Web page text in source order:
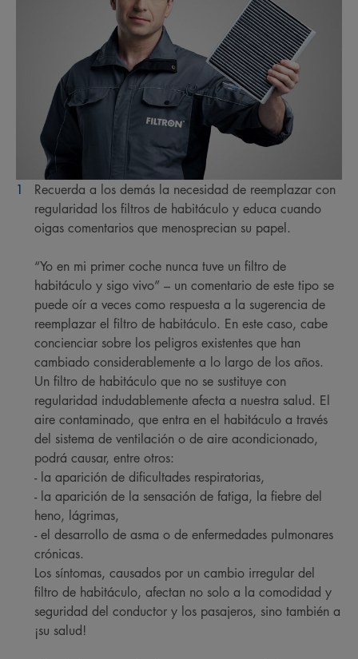
Recuerda a los demás la necesidad de reemplazar con
regularidad los filtros de habitáculo y educa cuando
oigas comentarios que menosprecian su papel.
“Yo en mi primer coche nunca tuve un filtro de
habitáculo y sigo vivo” – un comentario de este tipo se
puede oír a veces como respuesta a la sugerencia de
reemplazar el filtro de habitáculo. En este caso, cabe
concienciar sobre los peligros existentes que han
cambiado considerablemente a lo largo de los años.
Un filtro de habitáculo que no se sustituye con
regularidad indudablemente afecta a nuestra salud. El
aire contaminado, que entra en el habitáculo a través
del sistema de ventilación o de aire acondicionado,
podrá causar, entre otros:
- la aparición de dificultades respiratorias,
- la aparición de la sensación de fatiga, la fiebre del
heno, lágrimas,
- el desarrollo de asma o de enfermedades pulmonares
crónicas.
Los síntomas, causados por un cambio irregular del
filtro de habitáculo, afectan no solo a la comodidad y
seguridad del conductor y los pasajeros, sino también a
¡su salud!